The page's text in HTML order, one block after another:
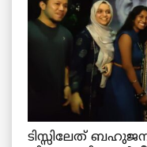
ടിസ്സിലേത്